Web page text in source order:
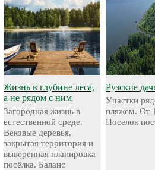
Жизнь в глубине леса,
а не рядом с ним
Загородная жизнь в
естественной среде.
Вековые деревья,
закрытая территория и
выверенная планировка
посёлка. Баланс
Рузские
Участки
пляжем. От
Поселок